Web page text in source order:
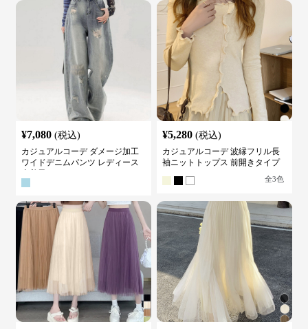
¥7,080 (税込)
カジュアルコーデ ダメージ加工
ワイドデニムパンツ レディース
¥5,280 (税込)
カジュアルコーデ 波縁フリル長
袖ニットトップス 前開きタイプ
全3色